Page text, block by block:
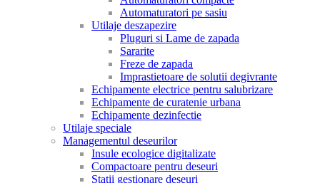
Automaturatori pe sasiu
Utilaje deszapezire
Pluguri si Lame de zapada
Sararite
Freze de zapada
Imprastietoare de solutii degivrante
Echipamente electrice pentru salubrizare
Echipamente de curatenie urbana
Echipamente dezinfectie
Utilaje speciale
Managementul deseurilor
Insule ecologice digitalizate
Compactoare pentru deseuri
Statii gestionare deseuri